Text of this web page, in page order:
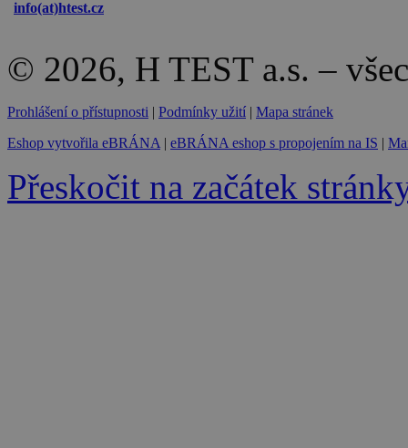
info(at)htest.cz
© 2026, H TEST a.s. –
Prohlášení o přístupnosti Podmínky užití
Mapa stránek
Eshop vytvořila eBRÁNA| eBRÁNA eshop s propojením na IS
Přeskočit na začátek